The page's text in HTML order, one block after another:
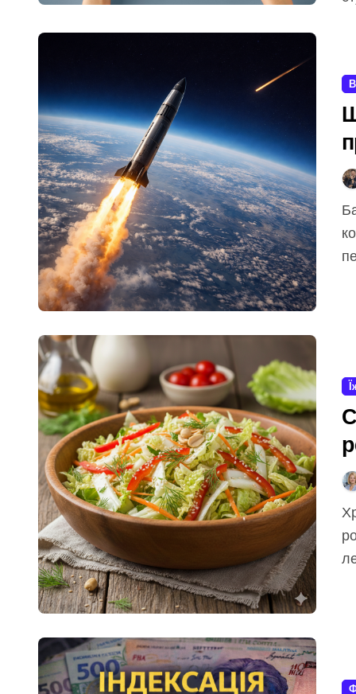
Балістична ракета — це керована зброя, яка після
Хрустить під ножем пекінська капуста,